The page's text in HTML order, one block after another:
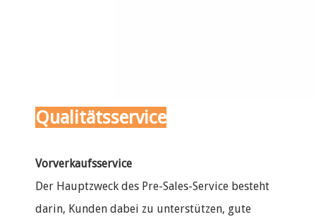
Qualitätsservice
Vorverkaufsservice
Der Hauptzweck des Pre-Sales-Service besteht
darin, Kunden dabei zu unterstützen, gute